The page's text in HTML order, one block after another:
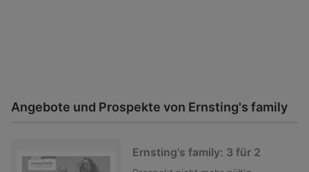
Angebote und Prospekte von Ernsting's family
Ernsting's family: 3 für 2